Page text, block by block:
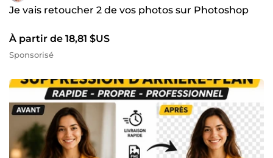
Je vais retoucher 2 de vos photos sur Photoshop
À partir de 18,81 $US
Sponsorisé